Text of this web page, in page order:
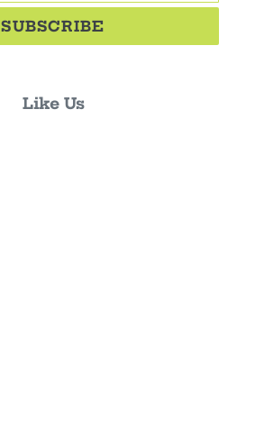
SUBSCRIBE
Like Us